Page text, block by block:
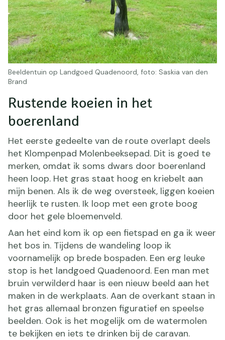
Beeldentuin op Landgoed Quadenoord, foto: Saskia van den
Brand
Rustende koeien in het
boerenland
Het eerste gedeelte van de route overlapt deels
het Klompenpad Molenbeeksepad. Dit is goed te
merken, omdat ik soms dwars door boerenland
heen loop. Het gras staat hoog en kriebelt aan
mijn benen. Als ik de weg oversteek, liggen koeien
heerlijk te rusten. Ik loop met een grote boog
door het gele bloemenveld.
Aan het eind kom ik op een fietspad en ga ik weer
het bos in. Tijdens de wandeling loop ik
voornamelijk op brede bospaden. Een erg leuke
stop is het landgoed Quadenoord. Een man met
bruin verwilderd haar is een nieuw beeld aan het
maken in de werkplaats. Aan de overkant staan in
het gras allemaal bronzen figuratief en speelse
beelden. Ook is het mogelijk om de watermolen
te bekijken en iets te drinken bij de caravan.